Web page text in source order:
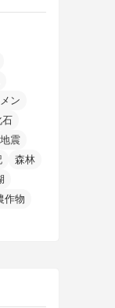
ン
石
地震
森林
作物